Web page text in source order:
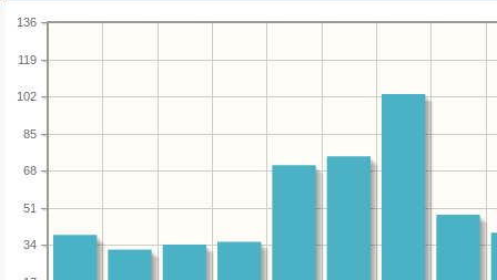
34
51
68
85
102
119
136